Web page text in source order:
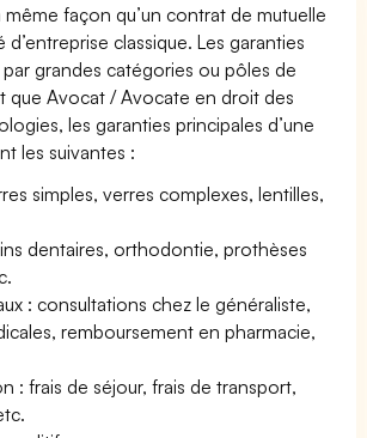
façon qu’un contrat de mutuelle
classique. Les garanties
grandes catégories ou pôles de
que Avocat / Avocate en droit des
les garanties principales d’une
les suivantes :
simples, verres complexes, lentilles,
dentaires, orthodontie, prothèses
: consultations chez le généraliste,
remboursement en pharmacie,
: frais de séjour, frais de transport,